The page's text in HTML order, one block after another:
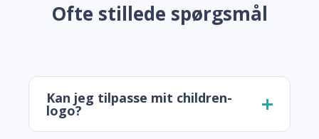
Ofte stillede spørgsmål
Kan jeg tilpasse mit children-
logo?